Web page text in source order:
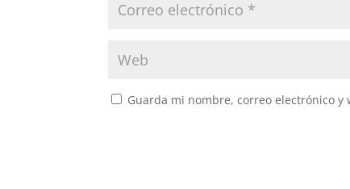
Guarda mi nombre, correo electrónico